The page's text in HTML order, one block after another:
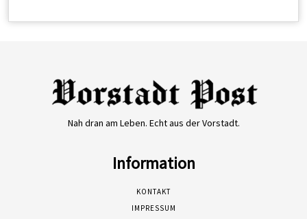
Nah dran am Leben. Echt aus der Vorstadt.
Information
KONTAKT
IMPRESSUM